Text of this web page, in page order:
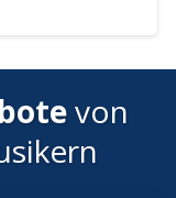
von